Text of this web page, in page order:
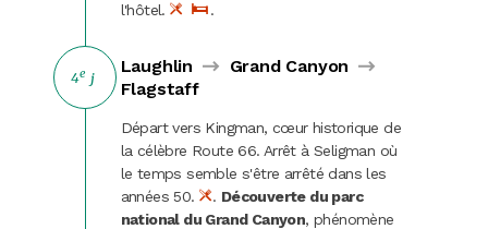
l'hôtel.
.
4e j
Laughlin
Grand Canyon
Flagstaff
Départ vers Kingman, cœur historique de
la célèbre Route 66. Arrêt à Seligman où
le temps semble s'être arrêté dans les
années 50.
. Découverte du parc
national du Grand Canyon, phénomène